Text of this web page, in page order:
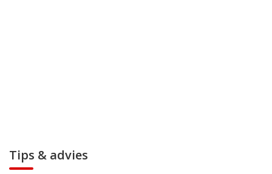
Tips & advies